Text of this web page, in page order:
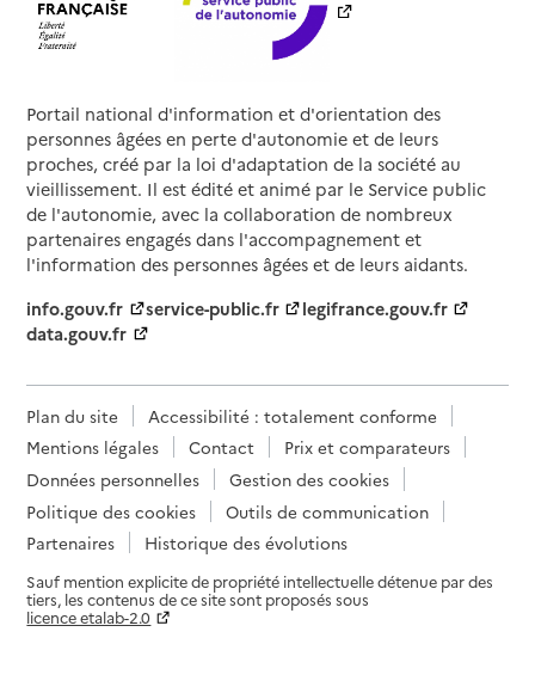
Portail national d'information et d'orientation des
personnes âgées en perte d'autonomie et de leurs
proches, créé par la loi d'adaptation de la société au
vieillissement. Il est édité et animé par le Service public
de l'autonomie, avec la collaboration de nombreux
partenaires engagés dans l'accompagnement et
l'information des personnes âgées et de leurs aidants.
info.gouv.fr
service-public.fr
legifrance.gouv.fr
data.gouv.fr
Plan du site
Accessibilité : totalement conforme
Mentions légales
Contact
Prix et comparateurs
Données personnelles
Gestion des cookies
Politique des cookies
Outils de communication
Partenaires
Historique des évolutions
Sauf mention explicite de propriété intellectuelle détenue par des
tiers, les contenus de ce site sont proposés sous
licence etalab-2.0